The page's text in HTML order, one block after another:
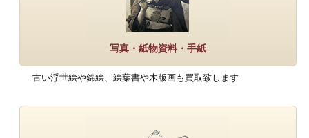
写真・紙物資料・手紙
古い浮世絵や錦絵、絵葉書や木版画も買取致します